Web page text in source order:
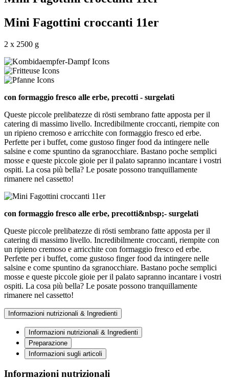
Mini Fagottini croccanti 11er
2 x 2500 g
con formaggio fresco alle erbe, precotti - surgelati
Queste piccole prelibatezze di rösti sembrano fatte apposta per il
catering di massimo livello. Incredibilmente croccanti, riempite con
un ripieno cremoso e arricchite con formaggio fresco ed erbe.
Perfette per i buffet, come gustoso finger food da intingere nelle
salsine e come spuntino da sgranocchiare. Bastano poche semplici
mosse e queste piccole gioie per il palato sapranno incantare i vostri
ospiti. La cosa più bella? Le posate possono tranquillamente
rimanere nel cassetto!
con formaggio fresco alle erbe, precotti&nbsp;- surgelati
Queste piccole prelibatezze di rösti sembrano fatte apposta per il
catering di massimo livello. Incredibilmente croccanti, riempite con
un ripieno cremoso e arricchite con formaggio fresco ed erbe.
Perfette per i buffet, come gustoso finger food da intingere nelle
salsine e come spuntino da sgranocchiare. Bastano poche semplici
mosse e queste piccole gioie per il palato sapranno incantare i vostri
ospiti. La cosa più bella? Le posate possono tranquillamente
rimanere nel cassetto!
Informazioni nutrizionali & Ingredienti
Informazioni nutrizionali & Ingredienti
Preparazione
Informazioni sugli articoli
Informazioni nutrizionali